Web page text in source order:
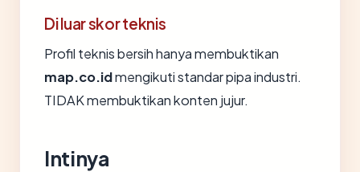
Di luar skor teknis
Profil teknis bersih hanya membuktikan
map.co.idmengikuti standar pipa industri.
TIDAK membuktikan konten jujur.
Intinya